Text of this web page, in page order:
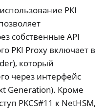
PKI
собственные API
PKI Proxy включает в
который
через интерфейс
Generation). Кроме
PKCS#11 к NetHSM,